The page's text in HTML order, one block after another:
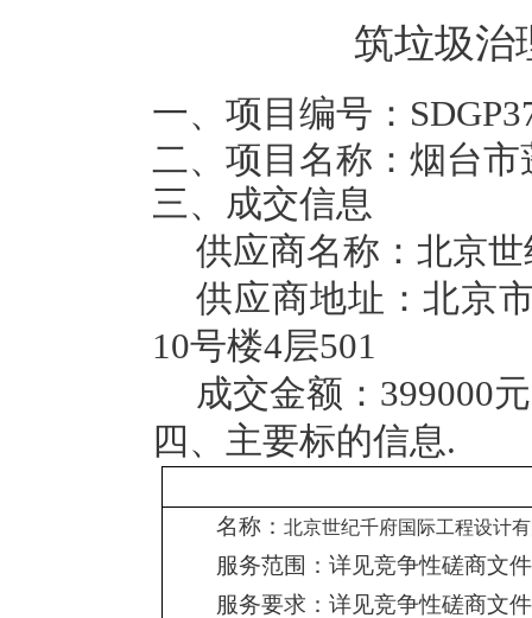
筑垃圾治
一、项目编号：
二、项目名称： 烟台市
三、成交信息
供应商名称：北京
供应商地址：北京
10号楼4层501
成交金额： 399000元
四、主要标的信息.
名称： 北京世纪千府国际工程设计
服务范围：详见竞争性磋商文件
服务要求：详见竞争性磋商文件